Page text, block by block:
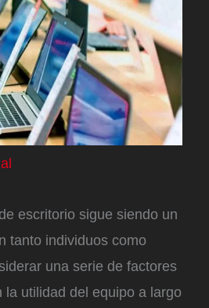
de escritorio sigue siendo un
tanto individuos como
una serie de factores
utilidad del equipo a largo